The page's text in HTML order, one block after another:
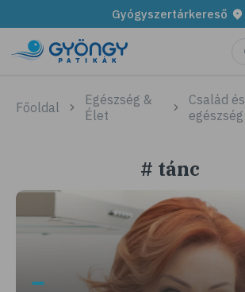
Gyógyszertárkereső
Főoldal
Egészség &
Élet
Család és
egészség
# tánc